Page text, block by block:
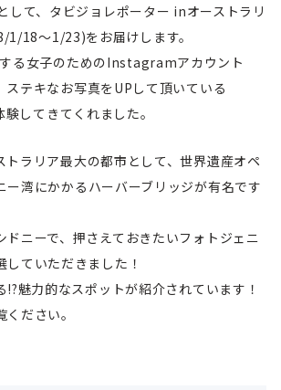
して、タビジョレポーター inオーストラリ
1/18～1/23)をお届けします。
る女子のためのInstagramアカウント
ステキなお写真をUPして頂いている
験してきてくれました。
トラリア最大の都市として、世界遺産オペ
ー湾にかかる ハーバーブリッジが有名です
ドニーで、押さえておきたいフォトジェニ
していただきました！
!?魅力的なスポットが紹介されています！
ださい。